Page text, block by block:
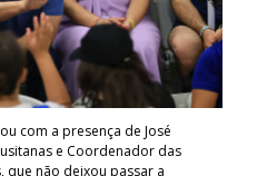
com a presença de José
e Coordenador das
que não deixou passar a